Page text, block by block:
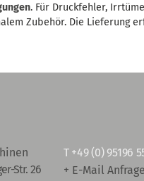
. Für Druckfehler,
Zubehör. Die Lieferung
Str. 26
T +49 (0) 95196
+ E-Mail Anfrage